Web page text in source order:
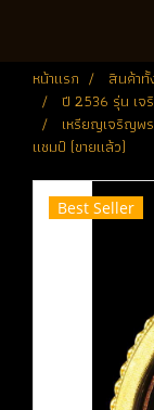
หน้าแรก สินค้าทั้
ปี 2536 รุ่น เ
เหรียญเจริญพ
แชมป์ (ขายแล้ว)
Best Seller